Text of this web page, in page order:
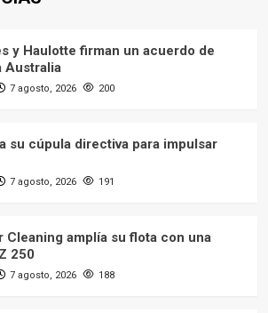
RECAMBIOS REPORTAJES
AGRÍCOLA REPORTAJES
AGRÍCOLA REPORTAJES
y Haulotte firman un acuerdo de
Australia
7 agosto, 2026
200
su cúpula directiva para impulsar
7 agosto, 2026
191
amplía su flota con una
250
7 agosto, 2026
188